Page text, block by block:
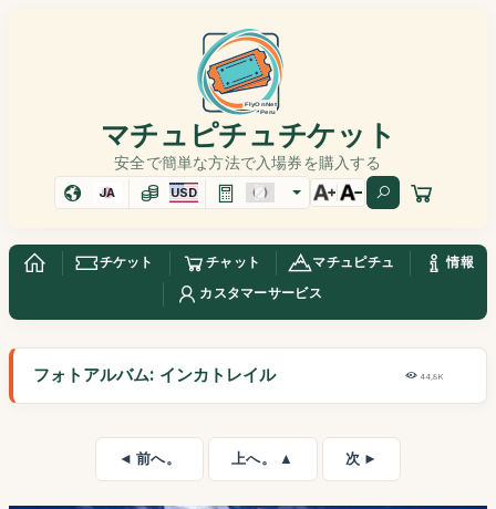
マチュピチュチケット
安全で簡単な方法で入場券を購入する
JA USD
チケット チャット マチュピチュ
情報
カスタマーサービス
フォトアルバム: インカトレイル 44,8K
◄ 前へ。 上へ。 ▲ 次 ►